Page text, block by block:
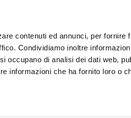
contenuti ed annunci, per fornire
Condividiamo inoltre
occupano di analisi dei dati web,
informazioni che ha fornito loro o
Centro Culturale